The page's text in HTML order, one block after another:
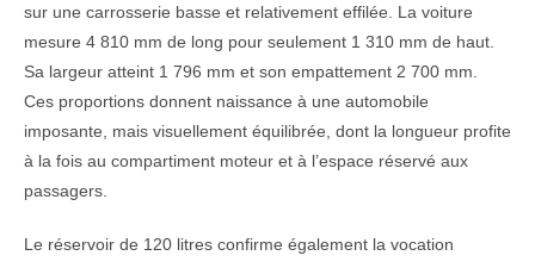
sur une carrosserie basse et relativement effilée. La voiture
mesure 4 810 mm de long pour seulement 1 310 mm de haut.
Sa largeur atteint 1 796 mm et son empattement 2 700 mm.
Ces proportions donnent naissance à une automobile
imposante, mais visuellement équilibrée, dont la longueur profite
à la fois au compartiment moteur et à l’espace réservé aux
passagers.
Le réservoir de 120 litres confirme également la vocation